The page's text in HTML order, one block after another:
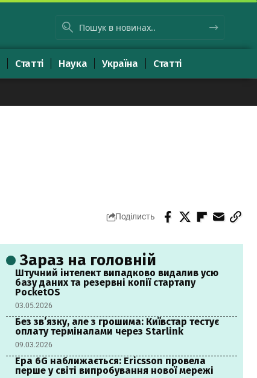
Статті Наука Україна Статті
Поділисть
Зараз на головній
Штучний інтелект випадково видалив усю
базу даних та резервні копії стартапу
PocketOS
03.05.2026
Без зв’язку, але з грошима: Київстар тестує
оплату терміналами через Starlink
09.03.2026
Ера 6G наближається: Ericsson провела
перше у світі випробування нової мережі